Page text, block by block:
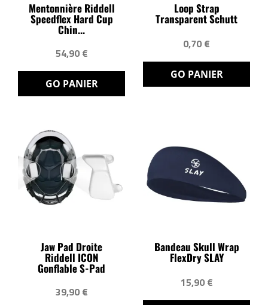
Mentonnière Riddell
Speedflex Hard Cup
Chin...
54,90 €
GO PANIER
Loop Strap
Transparent Schutt
0,70 €
GO PANIER
Jaw Pad Droite
Riddell ICON
Gonflable S-Pad
39,90 €
Bandeau Skull Wrap
FlexDry SLAY
15,90 €